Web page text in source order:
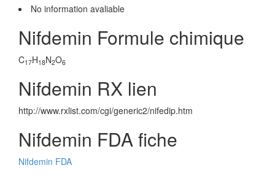
No information avaliable
Nifdemin Formule chimique
C17H18N2O6
Nifdemin RX lien
http://www.rxlist.com/cgi/generic2/nifedip.htm
Nifdemin FDA fiche
Nifdemin FDA